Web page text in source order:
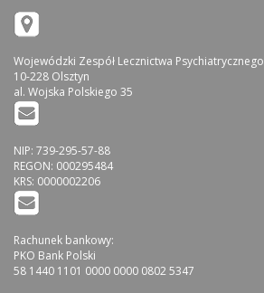
Wojewódzki Zespół Lecznictwa Psychiatrycznego
10-228 Olsztyn
al. Wojska Polskiego 35
NIP: 739-295-57-88
REGON: 000295484
KRS: 0000002206
Rachunek bankowy:
PKO Bank Polski
58 1440 1101 0000 0000 0802 5347